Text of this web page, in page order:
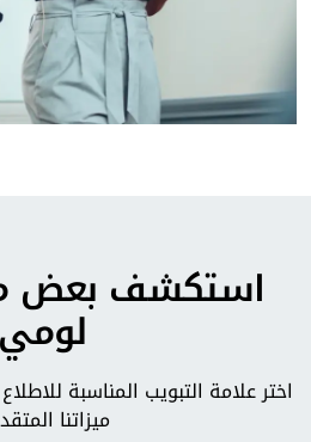
استكشف بعض
لومي
اختر علامة التبويب المناسبة
ميزاتنا